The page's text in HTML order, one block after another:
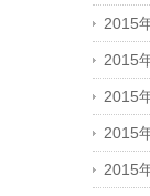
2015
2015
2015
2015
2015